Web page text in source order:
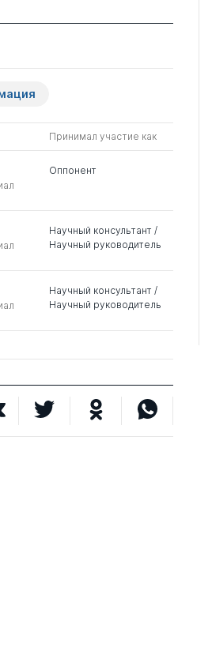
Принимал участие как
Оппонент
Научный консультант /
Научный руководитель
Научный консультант /
Научный руководитель